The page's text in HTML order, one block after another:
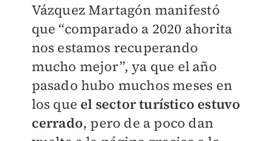
Vázquez Martagón manifestó
que “comparado a 2020 ahorita
nos estamos recuperando
mucho mejor”, ya que el año
pasado hubo muchos meses en
los que el sector turístico estuvo
cerrado, pero de a poco dan